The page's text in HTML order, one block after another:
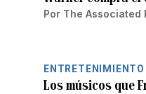
Por The Associated
ENTRETENIMIENTO
Los músicos que